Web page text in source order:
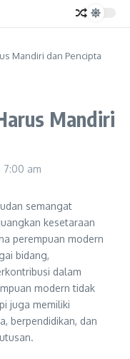
Mandiri dan Pencipta
Mandiri
7:00 am
semangat
kesetaraan
perempuan modern
bidang,
dalam
modern tidak
juga memiliki
berpendidikan, dan